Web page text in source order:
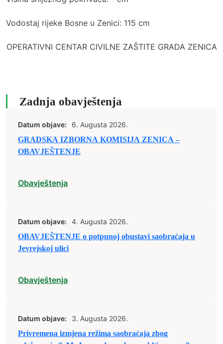
Vodostaj rijeke Bosne u Zenici: 115 cm
OPERATIVNI CENTAR CIVILNE ZAŠTITE GRADA ZENICA
Zadnja obavještenja
Datum objave:
6. Augusta 2026.
GRADSKA IZBORNA KOMISIJA ZENICA –
OBAVJEŠTENJE
Obavještenja
Datum objave:
4. Augusta 2026.
OBAVJEŠTENJE o potpunoj obustavi saobraćaja u
Jevrejskoj ulici
Obavještenja
Datum objave:
3. Augusta 2026.
Privremena izmjena režima saobraćaja zbog